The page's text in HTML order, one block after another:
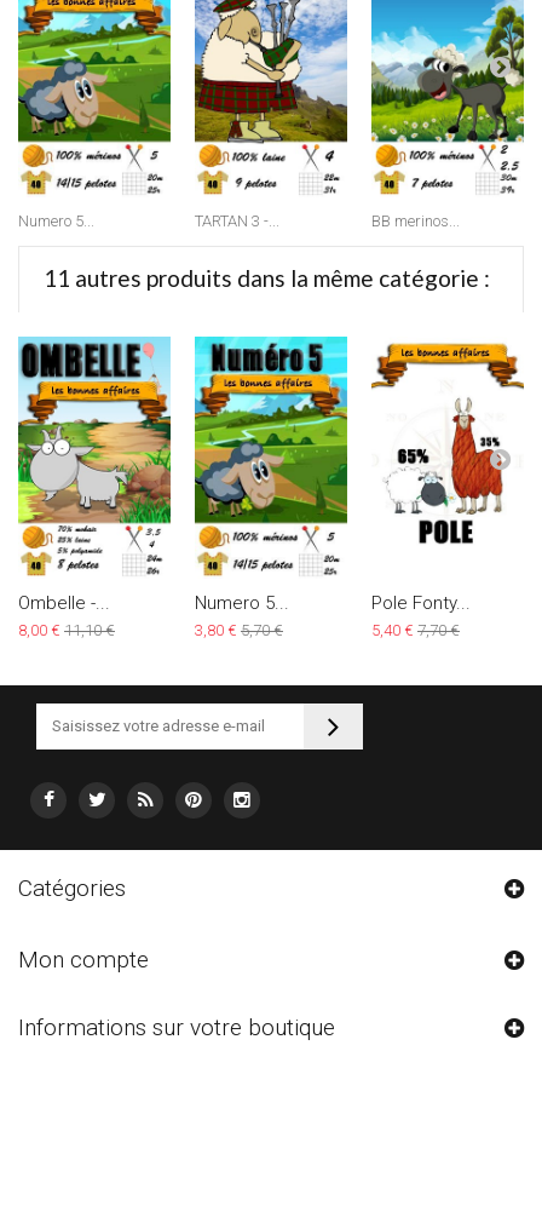
Numero 5... TARTAN 3 -... BB merinos...
11 autres produits dans la même catégorie :
Ombelle -...
8,00 € 11,10 €
Numero 5...
3,80 € 5,70 €
Pole Fonty...
5,40 € 7,70 €
Catégories
Mon compte
Informations sur votre boutique